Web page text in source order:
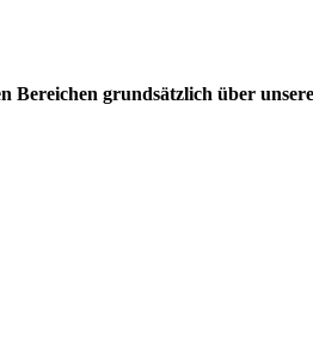
Bereichen grundsätzlich über